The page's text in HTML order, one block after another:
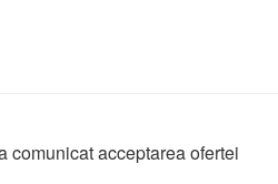
comunicat acceptarea ofertei